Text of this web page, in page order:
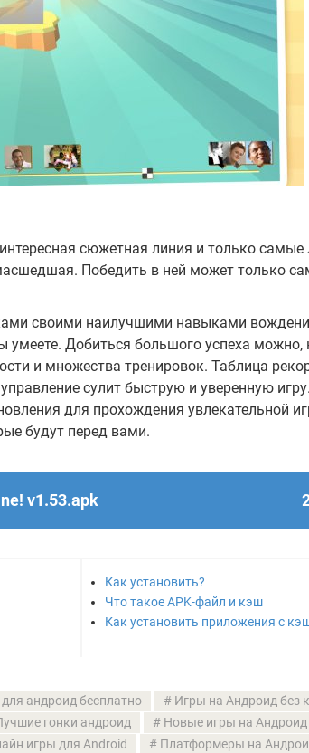
сюжетная линия и только самые
Победить в ней может только
своими наилучшими навыками
умеете. Добиться большого успеха можно,
и множества тренировок. Таблица
сулит быструю и уверенную игру.
для прохождения увлекательной
будут перед вами.
v1.53.apk
Как установить?
Что такое APK-файл и кэш
Как установить приложения с
андроид бесплатно
Игры на Андроид без
гонки андроид Новые игры на Андроид
игры для Android Платформеры на